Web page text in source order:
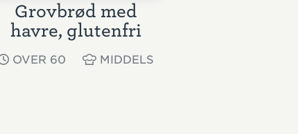
Grovbrød med
havre, glutenfri
OVER 60 MIDDELS